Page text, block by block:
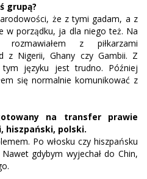
grupą?
że z tymi gadam, a z
w porządku, ja dla niego też. Na
z piłkarzami
z Nigerii, Ghany czy Gambii. Z
języku jest trudno. Później
się normalnie komunikować z
na transfer prawie
hiszpański, polski.
Po włosku czy hiszpańsku
gdybym wyjechał do Chin,